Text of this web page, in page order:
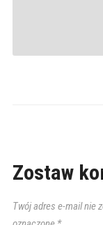
Zostaw
Twój adres e-mail nie